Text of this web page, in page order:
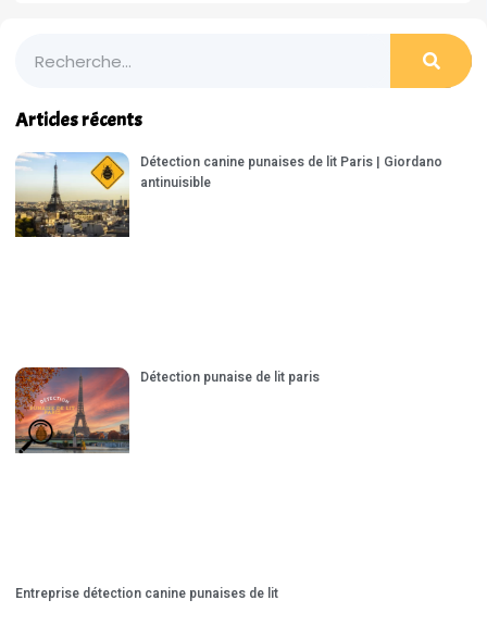
Articles récents
Détection canine punaises de lit Paris | Giordano
antinuisible
Détection punaise de lit paris
Entreprise détection canine punaises de lit